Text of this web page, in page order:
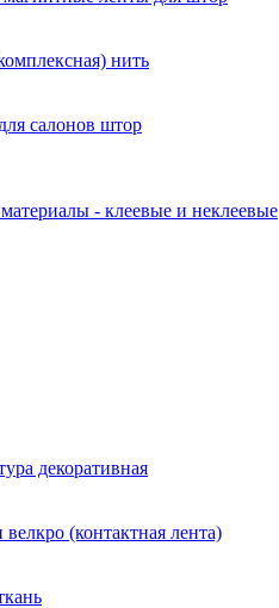
нить
салонов штор
- клеевые и неклеевые
декоративная
(контактная лента)